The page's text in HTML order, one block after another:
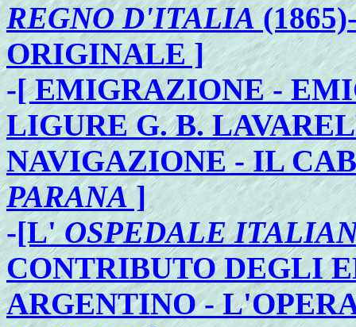
REGNO D'ITALIA
ORIGINALE ]
-[ EMIGRAZIONE -
LIGURE G. B.
NAVIGAZIONE - IL
PARANA ]
-[L'OSPEDALE
CONTRIBUTO DEGLI
ARGENTINO -